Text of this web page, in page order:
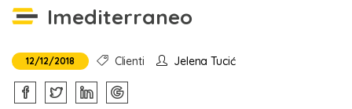
Imediterraneo
12/12/2018 Clienti Jelena Tucić